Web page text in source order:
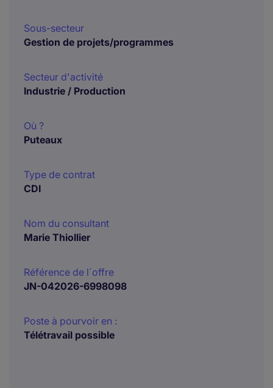
Sous-secteur
Gestion de projets/programmes
Secteur d'activité
Industrie / Production
Où ?
Puteaux
Type de contrat
CDI
Nom du consultant
Marie Thiollier
Référence de l´offre
JN-042026-6998098
Poste à pourvoir en :
Télétravail possible